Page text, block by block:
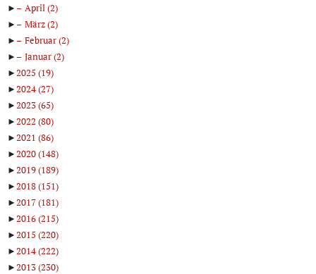
►
April (2)
►
März(2)
►
Februar(2)
►
Januar(2)
► 2025 (19)
► 2024(27)
► 2023(65)
► 2022 (80)
► 2021 (86)
► 2020(148)
► 2019(189)
► 2018(151)
► 2017(181)
► 2016(215)
► 2015 (220)
► 2014(222)
► 2013(230)